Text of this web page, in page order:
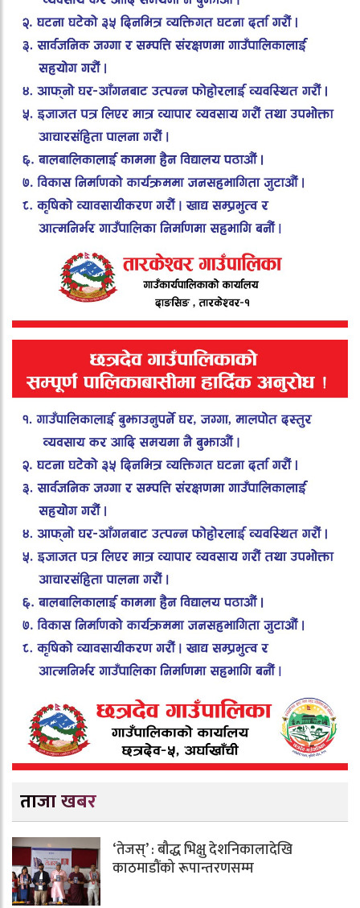
ताजा खबर
‘तेजस्’ : बौद्ध भिक्षु देशनिकालादेखि
काठमाडौंको रूपान्तरणसम्म